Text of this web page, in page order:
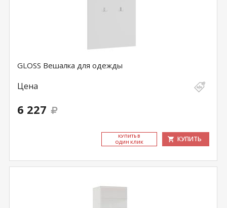
GLOSS Вешалка для одежды
Цена
6 227
КУ­ПИТЬ В
ОДИН КЛИК
КУПИТЬ